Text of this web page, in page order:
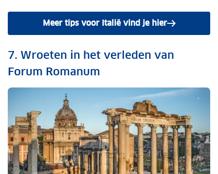
Meer tips voor Italië vind je hier
7. Wroeten in het verleden van
Forum Romanum